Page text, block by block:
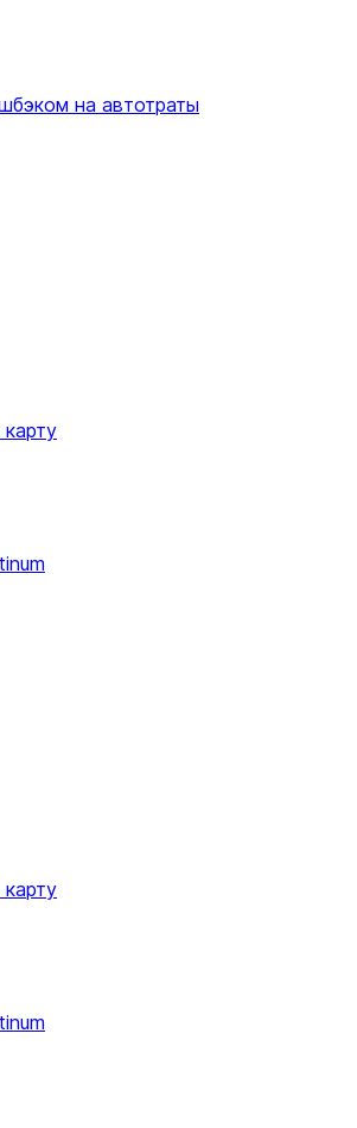
на автотраты